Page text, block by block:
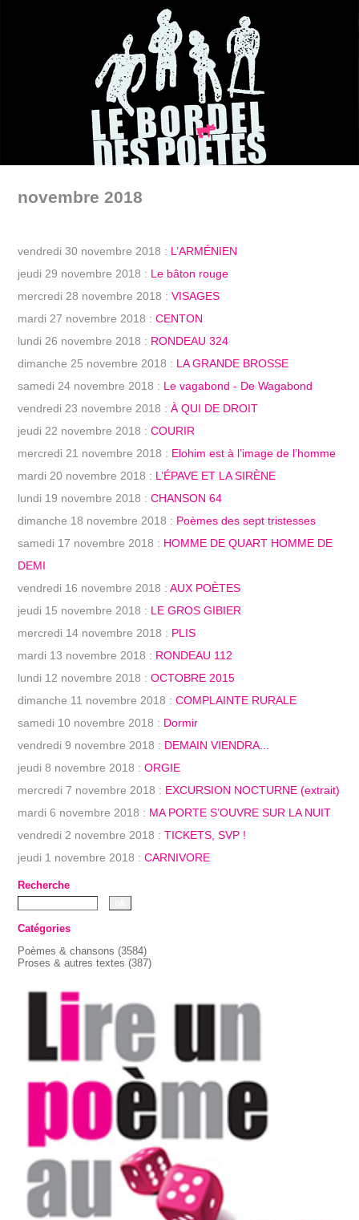
novembre 2018
vendredi 30 novembre 2018 : L’ARMÉNIEN
jeudi 29 novembre 2018 : Le bâton rouge
mercredi 28 novembre 2018 :VISAGES
mardi 27 novembre 2018 :CENTON
lundi 26 novembre 2018 : RONDEAU 324
dimanche 25 novembre 2018 : LA GRANDE BROSSE
samedi 24 novembre 2018 : Le vagabond - De Wagabond
vendredi 23 novembre 2018 :À QUI DE DROIT
jeudi 22 novembre 2018 :COURIR
mercredi 21 novembre 2018 : Elohim est à l’image de l’homme
mardi 20 novembre 2018 : L’ÉPAVE ET LA SIRÈNE
lundi 19 novembre 2018 :CHANSON 64
dimanche 18 novembre 2018 : Poèmes des sept tristesses
samedi 17 novembre 2018 : HOMME DE QUART HOMME DE
DEMI
vendredi 16 novembre 2018 :AUX POÈTES
jeudi 15 novembre 2018 : LE GROS GIBIER
mercredi 14 novembre 2018 : PLIS
mardi 13 novembre 2018 : RONDEAU 112
lundi 12 novembre 2018 :OCTOBRE 2015
dimanche 11 novembre 2018 :COMPLAINTE RURALE
samedi 10 novembre 2018 : Dormir
vendredi 9 novembre 2018 : DEMAIN VIENDRA...
jeudi 8 novembre 2018 :ORGIE
mercredi 7 novembre 2018 : EXCURSION NOCTURNE (extrait)
mardi 6 novembre 2018 : MA PORTE S’OUVRE SUR LA NUIT
vendredi 2 novembre 2018 :TICKETS, SVP !
jeudi 1 novembre 2018 :CARNIVORE
Recherche
Catégories
Poèmes & chansons (3584)
Proses & autres textes (387)